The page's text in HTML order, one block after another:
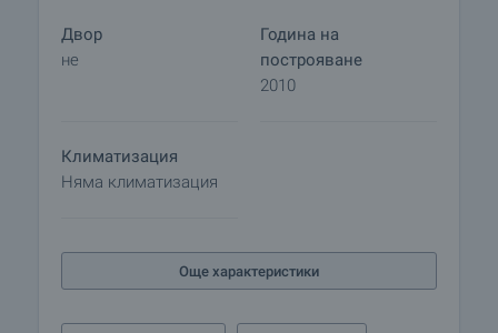
Двор
не
Година на
построяване
2010
Климатизация
Няма климатизация
Още характеристики